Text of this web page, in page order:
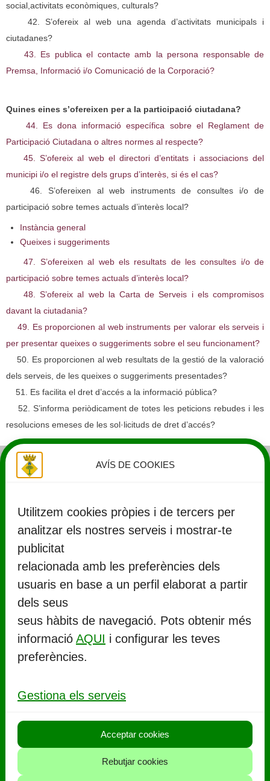
AVÍS DE COOKIES
Utilitzem cookies pròpies i de tercers per
analitzar els nostres serveis i mostrar-te
publicitat
relacionada amb les preferències dels
usuaris en base a un perfil elaborat a partir
dels seus
seus hàbits de navegació. Pots obtenir més
informació AQUI i configurar les teves
preferències.
Gestiona els serveis
Acceptar cookies
Rebutjar cookies
social,activitats econòmiques, culturals?
42. S’ofereix al web una agenda d’activitats municipals i
ciutadanes?
43. Es publica el contacte amb la persona responsable de
Premsa, Informació i/o Comunicació de la Corporació?
Quines eines s’ofereixen per a la participació ciutadana?
44. Es dona informació específica sobre el Reglament de
Participació Ciutadana o altres normes al respecte?
45. S’ofereix al web el directori d’entitats i associacions del
municipi i/o el registre dels grups d’interès, si és el cas?
46. S’ofereixen al web instruments de consultes i/o de
participació sobre temes actuals d’interès local?
Instància general
Queixes i suggeriments
47. S’ofereixen al web els resultats de les consultes i/o de
participació sobre temes actuals d’interès local?
48. S’ofereix al web la Carta de Serveis i els compromisos
davant la ciutadania?
49. Es proporcionen al web instruments per valorar els serveis i
per presentar queixes o suggeriments sobre el seu funcionament?
50. Es proporcionen al web resultats de la gestió de la valoració
dels serveis, de les queixes o suggeriments presentades?
51. Es facilita el dret d’accés a la informació pública?
52. S’informa periòdicament de totes les peticions rebudes i les
resolucions emeses de les sol·licituds de dret d’accés?
Ajuntament de Llorenç del Penedès
Rambla Marinada, 27 (
977 67 71 06